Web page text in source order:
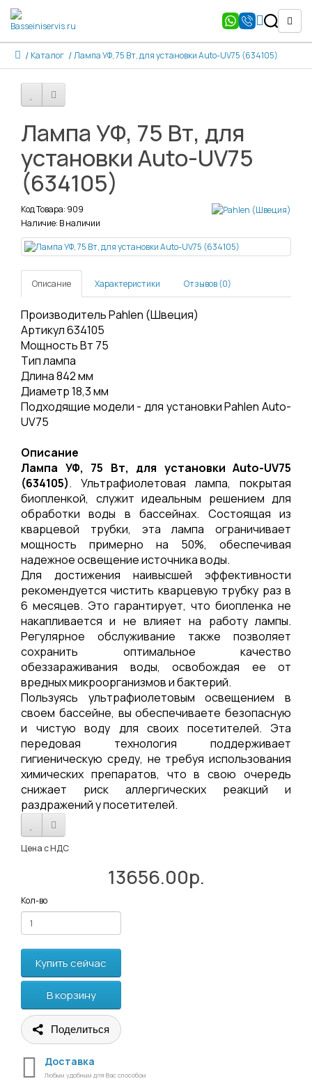
Каталог Лампа УФ, 75 Вт, для установки Auto-UV75 (634105)
Лампа УФ, 75 Вт, для
установки Auto-UV75
(634105)
Код Товара: 909
Наличие: В наличии
Описание Характеристики Отзывов (0)
Производитель Pahlen (Швеция)
Артикул 634105
Мощность Вт 75
Тип лампа
Длина 842 мм
Диаметр 18,3 мм
Подходящие модели - для установки Pahlen Auto-
UV75
Описание
Лампа УФ, 75 Вт, для установки Auto-UV75
(634105). Ультрафиолетовая лампа, покрытая
биопленкой, служит идеальным решением для
обработки воды в бассейнах. Состоящая из
кварцевой трубки, эта лампа ограничивает
мощность примерно на 50%, обеспечивая
надежное освещение источника воды.
Для достижения наивысшей эффективности
рекомендуется чистить кварцевую трубку раз в
6 месяцев. Это гарантирует, что биопленка не
накапливается и не влияет на работу лампы.
Регулярное обслуживание также позволяет
сохранить оптимальное качество
обеззараживания воды, освобождая ее от
вредных микроорганизмов и бактерий.
Пользуясь ультрафиолетовым освещением в
своем бассейне, вы обеспечиваете безопасную
и чистую воду для своих посетителей. Эта
передовая технология поддерживает
гигиеническую среду, не требуя использования
химических препаратов, что в свою очередь
снижает риск аллергических реакций и
раздражений у посетителей.
Цена с НДС
13656.00р.
Кол-во
Купить сейчас
В корзину
Поделиться
Доставка
Любым удобным для Вас способом